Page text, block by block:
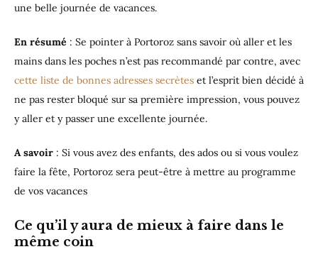
une belle journée de vacances.
En résumé : Se pointer à Portoroz sans savoir où aller et les
mains dans les poches n’est pas recommandé par contre, avec
cette liste de bonnes adresses secrètes et l’esprit bien décidé à
ne pas rester bloqué sur sa première impression, vous pouvez
y aller et y passer une excellente journée.
A savoir : Si vous avez des enfants, des ados ou si vous voulez
faire la fête, Portoroz sera peut-être à mettre au programme
de vos vacances
Ce qu’il y aura de mieux à faire dans le
même coin